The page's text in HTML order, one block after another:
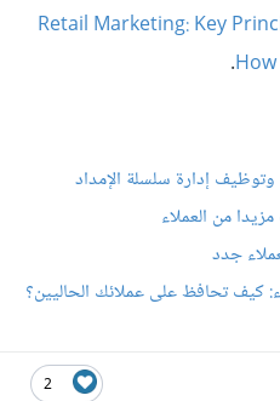
Retail Marketing: Key
.
وتوظيف إدارة سلسلة الإمداد
من العملاء
جدد
كيف تحافظ على عملائك الحاليين؟
2